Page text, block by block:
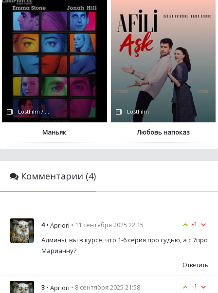
LostFilm / Netflix
Маньяк
LostFilm
Любовь напоказ
Комментарии (4)
-1
4 • Apriori • 11 сентября 2025 22:15
Админы, вы в курсе, что 1-6 серия про судью, а с 7про
Марианну?
Ответить
-1
3 • Apriori • 8 сентября 2025 21:58